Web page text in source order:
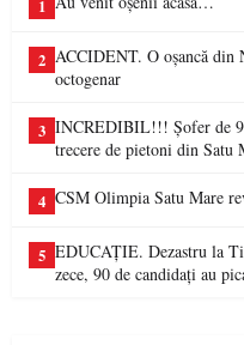
1
2 ACCIDENT. O oșancă din
octogenar
3 INCREDIBIL!!! Șofer de
trecere de pietoni din Satu
4 CSM Olimpia Satu Mare
5 EDUCAȚIE. Dezastru la
zece, 90 de candidați au